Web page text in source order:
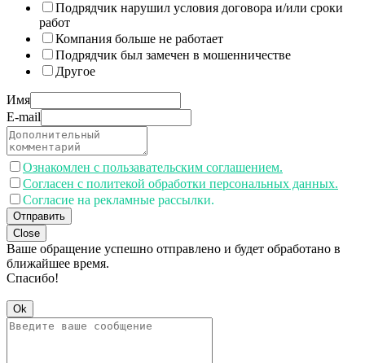
Подрядчик нарушил условия договора и/или сроки
работ
Компания больше не работает
Подрядчик был замечен в мошенничестве
Другое
Имя
E-mail
Ознакомлен с пользавательским соглашением.
Согласен с политекой обработки персональных данных.
Согласие на рекламные рассылки.
Отправить
Close
Ваше обращение успешно отправлено и будет обработано в
ближайшее время.
Спасибо!
Ok